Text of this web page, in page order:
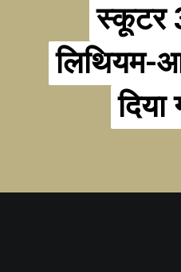
स्कूटर
लिथियम-
दिया
स्कूटर
लिथियम-
दिया